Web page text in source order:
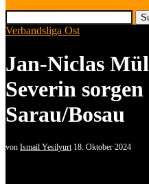
Verbandsliga Ost
Jan-Niclas
Severin
Sarau/Bosau
von Ismail Yesilyurt 18. Oktober 2024